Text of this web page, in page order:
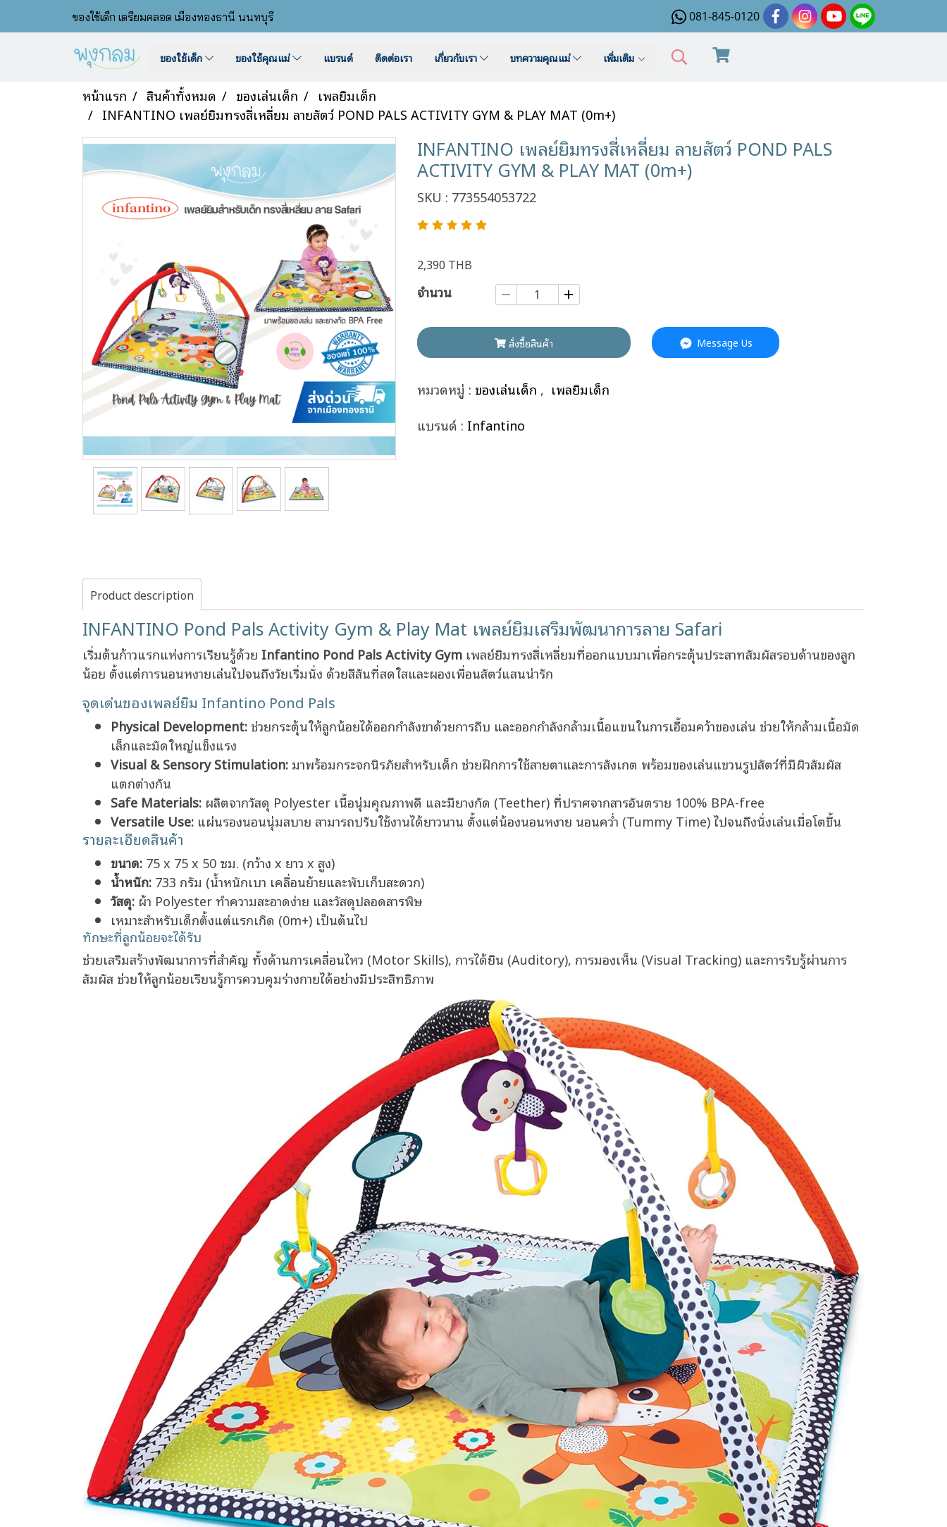
ของใช้เด็ก เตรียมคลอด เมืองทองธานี นนทบุรี 081-845-0120
ของใช้เด็ก ของใช้คุณแม่ แบรนด์ ติดต่อเรา เกี่ยวกับเรา บทความคุณแม่ เพิ่มเติม
หน้าแรก สินค้าทั้งหมด ของเล่นเด็ก
เพลยิมเด็ก
INFANTINO เพลย์ยิมทรงสี่เหลี่ยม ลายสัตว์ POND PALS ACTIVITY GYM & PLAY MAT (0m+)
INFANTINO เพลย์ยิมทรงสี่เหลี่ยม ลายสัตว์ POND PALS
ACTIVITY GYM & PLAY MAT (0m+)
SKU : 773554053722
2,390 THB
จำนวน
สั่งซื้อสินค้า Message Us
หมวดหมู่ : ของเล่นเด็ก , เพลยิมเด็ก
แบรนด์ : Infantino
Product description
INFANTINO Pond Pals Activity Gym & Play Mat เพลย์ยิมเสริมพัฒนาการลาย Safari
เริ่มต้นก้าวแรกแห่งการเรียนรู้ด้วย Infantino Pond Pals Activity Gym เพลย์ยิมทรงสี่เหลี่ยมที่ออกแบบมาเพื่อกระตุ้นประสาทสัมผัสรอบด้านของลูก
น้อย ตั้งแต่การนอนหงายเล่นไปจนถึงวัยเริ่มนั่ง ด้วยสีสันที่สดใสและผองเพื่อนสัตว์แสนน่ารัก
จุดเด่นของเพลย์ยิม Infantino Pond Pals
Physical Development: ช่วยกระตุ้นให้ลูกน้อยได้ออกกำลังขาด้วยการถีบ และออกกำลังกล้ามเนื้อแขนในการเอื้อมคว้าของเล่น ช่วยให้กล้ามเนื้อมัด
เล็กและมัดใหญ่แข็งแรง
Visual & Sensory Stimulation: มาพร้อมกระจกนิรภัยสำหรับเด็ก ช่วยฝึกการใช้สายตาและการสังเกต พร้อมของเล่นแขวนรูปสัตว์ที่มีผิวสัมผัส
แตกต่างกัน
Safe Materials: ผลิตจากวัสดุ Polyester เนื้อนุ่มคุณภาพดี และมียางกัด (Teether) ที่ปราศจากสารอันตราย 100% BPA-free
Versatile Use: แผ่นรองนอนนุ่มสบาย สามารถปรับใช้งานได้ยาวนาน ตั้งแต่น้องนอนหงาย นอนคว่ำ (Tummy Time) ไปจนถึงนั่งเล่นเมื่อโตขึ้น
รายละเอียดสินค้า
ขนาด: 75 x 75 x 50 ซม. (กว้าง x ยาว x สูง)
น้ำหนัก: 733 กรัม (น้ำหนักเบา เคลื่อนย้ายและพับเก็บสะดวก)
วัสดุ: ผ้า Polyester ทำความสะอาดง่าย และวัสดุปลอดสารพิษ
เหมาะสำหรับเด็กตั้งแต่แรกเกิด (0m+) เป็นต้นไป
ทักษะที่ลูกน้อยจะได้รับ
ช่วยเสริมสร้างพัฒนาการที่สำคัญ ทั้งด้านการเคลื่อนไหว (Motor Skills), การได้ยิน (Auditory), การมองเห็น (Visual Tracking) และการรับรู้ผ่านการ
สัมผัส ช่วยให้ลูกน้อยเรียนรู้การควบคุมร่างกายได้อย่างมีประสิทธิภาพ